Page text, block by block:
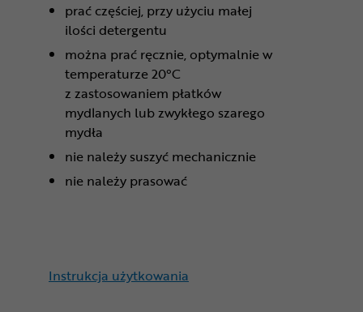
prać częściej, przy użyciu małej
ilości detergentu
można prać ręcznie, optymalnie w
temperaturze 20°C
z zastosowaniem płatków
mydlanych lub zwykłego szarego
mydła
nie należy suszyć mechanicznie
nie należy prasować
Instrukcja użytkowania